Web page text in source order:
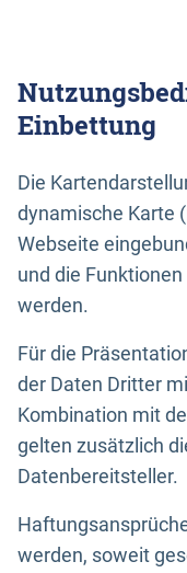
Einbettung
Die
dynamische Karte
Webseite
und die
werden.
Für die
der Daten Dritter
Kombination mit
gelten zusätzlich
Datenbereitsteller.
werden, soweit